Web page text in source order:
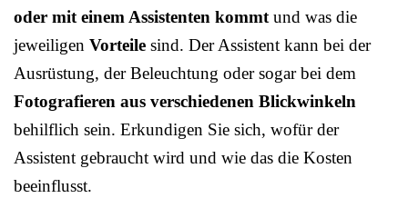
oder mit einem Assistenten kommt und was die
jeweiligen Vorteile sind. Der Assistent kann bei der
Ausrüstung, der Beleuchtung oder sogar bei dem
Fotografieren aus verschiedenen Blickwinkeln
behilflich sein. Erkundigen Sie sich, wofür der
Assistent gebraucht wird und wie das die Kosten
beeinflusst.